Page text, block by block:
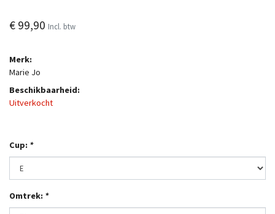
€ 99,90 Incl. btw
Merk:
Marie Jo
Beschikbaarheid:
Uitverkocht
Cup: *
Omtrek: *